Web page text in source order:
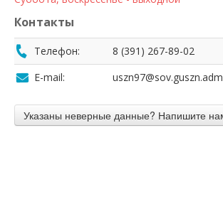
Контакты
Телефон:
8 (391) 267-89-02
E-mail: